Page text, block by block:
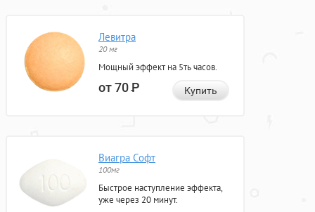
Левитра
20 мг
Мощный эффект на 5ть часов.
от 70Р Купить
Виагра Софт
100мг
Быстрое наступление эффекта,
уже через 20 минут.